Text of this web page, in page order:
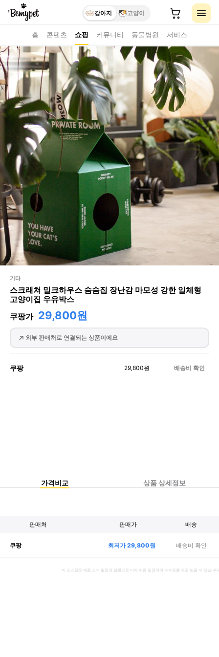
강아지 고양이
홈 콘텐츠 쇼핑 커뮤니티 동물병원 서비스
기타
스크래쳐 밀크하우스 숨숨집 장난감 마모성 강한 일체형
고양이집 우유박스
쿠팡가 29,800원
외부 판매처로 연결되는 상품이에요
쿠팡 29,800원 배송비 확인
가격비교 상품 상세정보
판매처 판매가 배송
쿠팡 최저가29,800원 배송비 확인
이 포스팅은 제품 소개 활동의 일환으로 이에 따른 일정액의 수수료를 제공 받을 수 있습니다